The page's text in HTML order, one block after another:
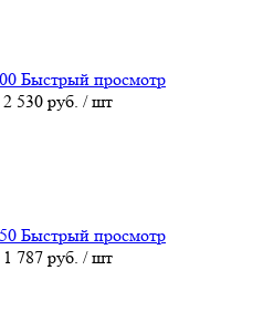
Быстрый просмотр
2 530 руб. / шт
Быстрый просмотр
1 787 руб. / шт